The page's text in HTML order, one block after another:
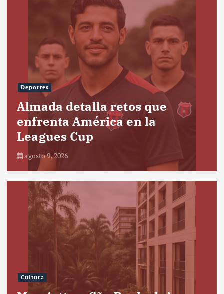
Deportes
Almada detalla retos que
enfrenta América en la
Leagues Cup
agosto 9, 2026
Cultura